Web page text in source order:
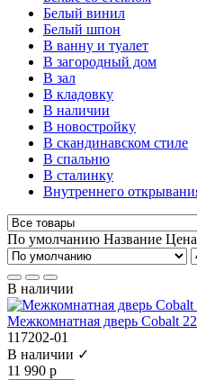
Белый винил
Белый шпон
В ванну и туалет
В загородный дом
В зал
В кладовку
В наличии
В новостройку
В скандинавском стиле
В спальню
В сталинку
Внутреннего
По умолчанию Название Цена
В наличии
Межкомнатная дверь Cobalt
117202-01
В наличии ✓
11 990 р